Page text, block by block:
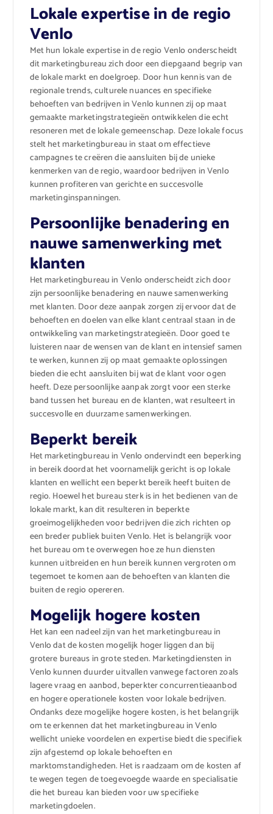
Lokale expertise in de regio
Venlo
Met hun lokale expertise in de regio Venlo onderscheidt
dit marketingbureau zich door een diepgaand begrip van
de lokale markt en doelgroep. Door hun kennis van de
regionale trends, culturele nuances en specifieke
behoeften van bedrijven in Venlo kunnen zij op maat
gemaakte marketingstrategieën ontwikkelen die echt
resoneren met de lokale gemeenschap. Deze lokale focus
stelt het marketingbureau in staat om effectieve
campagnes te creëren die aansluiten bij de unieke
kenmerken van de regio, waardoor bedrijven in Venlo
kunnen profiteren van gerichte en succesvolle
marketinginspanningen.
Persoonlijke benadering en
nauwe samenwerking met
klanten
Het marketingbureau in Venlo onderscheidt zich door
zijn persoonlijke benadering en nauwe samenwerking
met klanten. Door deze aanpak zorgen zij ervoor dat de
behoeften en doelen van elke klant centraal staan in de
ontwikkeling van marketingstrategieën. Door goed te
luisteren naar de wensen van de klant en intensief samen
te werken, kunnen zij op maat gemaakte oplossingen
bieden die echt aansluiten bij wat de klant voor ogen
heeft. Deze persoonlijke aanpak zorgt voor een sterke
band tussen het bureau en de klanten, wat resulteert in
succesvolle en duurzame samenwerkingen.
Beperkt bereik
Het marketingbureau in Venlo ondervindt een beperking
in bereik doordat het voornamelijk gericht is op lokale
klanten en wellicht een beperkt bereik heeft buiten de
regio. Hoewel het bureau sterk is in het bedienen van de
lokale markt, kan dit resulteren in beperkte
groeimogelijkheden voor bedrijven die zich richten op
een breder publiek buiten Venlo. Het is belangrijk voor
het bureau om te overwegen hoe ze hun diensten
kunnen uitbreiden en hun bereik kunnen vergroten om
tegemoet te komen aan de behoeften van klanten die
buiten de regio opereren.
Mogelijk hogere kosten
Het kan een nadeel zijn van het marketingbureau in
Venlo dat de kosten mogelijk hoger liggen dan bij
grotere bureaus in grote steden. Marketingdiensten in
Venlo kunnen duurder uitvallen vanwege factoren zoals
lagere vraag en aanbod, beperkter concurrentieaanbod
en hogere operationele kosten voor lokale bedrijven.
Ondanks deze mogelijke hogere kosten, is het belangrijk
om te erkennen dat het marketingbureau in Venlo
wellicht unieke voordelen en expertise biedt die specifiek
zijn afgestemd op lokale behoeften en
marktomstandigheden. Het is raadzaam om de kosten af
te wegen tegen de toegevoegde waarde en specialisatie
die het bureau kan bieden voor uw specifieke
marketingdoelen.